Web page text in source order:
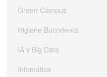
Green Campus
Higiene Bucodental
IA y Big Data
Infomática